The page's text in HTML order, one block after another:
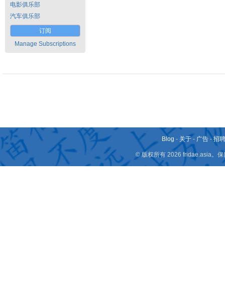
电影俱乐部
汽车俱乐部
订阅
Manage Subscriptions
Blog - 关于 - 广告 -招
© 版权所有 2026 fridae.asia。